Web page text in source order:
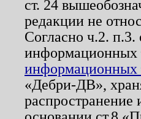
ст. 24
редакции не
Согласно ч.2. п.3.
информационных
информационных
«Дебри-ДВ»,